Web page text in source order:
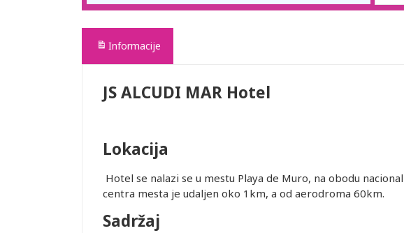
Informacije
JS ALCUDI MAR Hotel
Lokacija
Hotel se nalazi se u mestu Playa de Muro, na obodu
centra mesta je udaljen oko 1km, a od aerodroma 60km.
Sadržaj